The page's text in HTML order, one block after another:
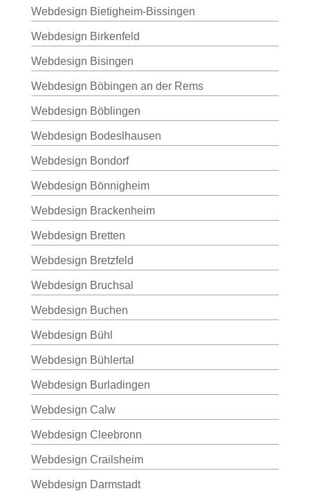
Webdesign Bietigheim-Bissingen
Webdesign Birkenfeld
Webdesign Bisingen
Webdesign Böbingen an der Rems
Webdesign Böblingen
Webdesign Bodeslhausen
Webdesign Bondorf
Webdesign Bönnigheim
Webdesign Brackenheim
Webdesign Bretten
Webdesign Bretzfeld
Webdesign Bruchsal
Webdesign Buchen
Webdesign Bühl
Webdesign Bühlertal
Webdesign Burladingen
Webdesign Calw
Webdesign Cleebronn
Webdesign Crailsheim
Webdesign Darmstadt